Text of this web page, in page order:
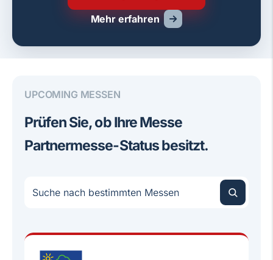
Mehr erfahren
UPCOMING MESSEN
Prüfen Sie, ob Ihre Messe
Partnermesse-Status besitzt.